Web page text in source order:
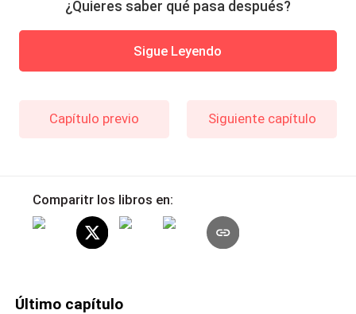
¿Quieres saber qué pasa después?
Sigue Leyendo
Capítulo previo Siguiente capítulo
Comparitr los libros en:
Último capítulo